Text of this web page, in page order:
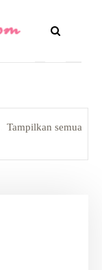
Tampilkan semua